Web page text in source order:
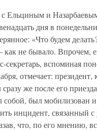
с Ельциным и
дня в
«Что будем
не бывало. Впрочем,
вспоминая
отмечает: президент,
же после его
собой, был мобилизован
инцидент, связанный
что, по его мнению,